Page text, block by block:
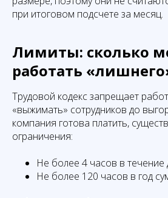
при итоговом подсчете за месяц.
Лимиты: сколько
работать
Трудовой кодекс запрещает
«выжимать» сотрудников до
компания готова платить,
ограничения:
Не более 4 часов в течение
Не более 120 часов в год